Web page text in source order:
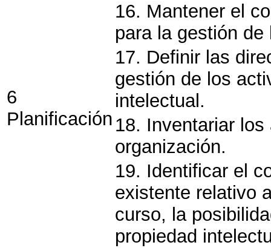
6
Planificación
16. Mantener el
para la gestión
17. Definir las
gestión de los
intelectual.
18. Inventariar
organización.
19. Identificar el
existente relativo
curso, la
propiedad